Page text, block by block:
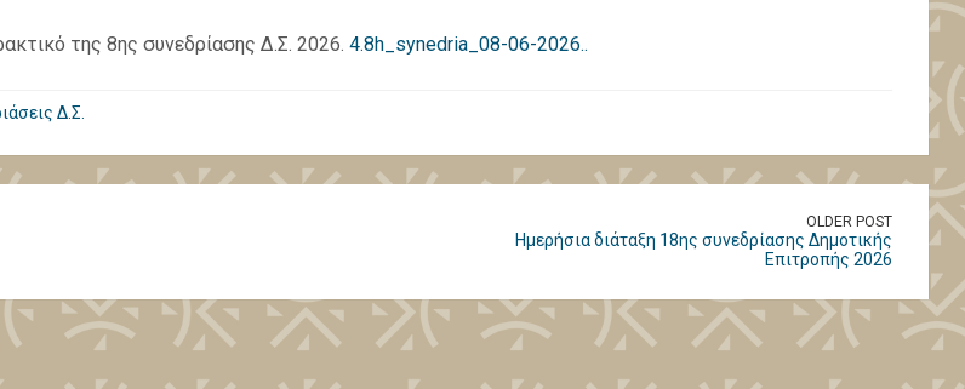
της 8ης συνεδρίασης Δ.Σ. 2026. 4.8h_synedria_08-06-2026..
Δ.Σ.
OLDER POST
Ημερήσια διάταξη 18ης συνεδρίασης Δημοτικής
Επιτροπής 2026